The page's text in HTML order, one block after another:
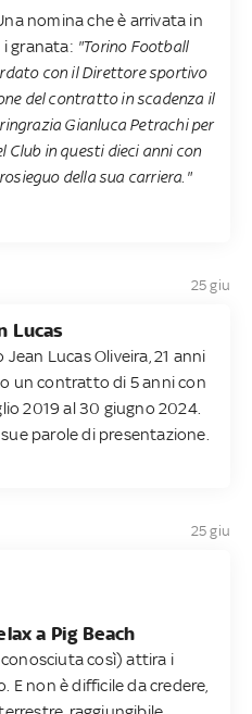
nomina che è arrivata in
granata: "Torino Football
con il Direttore sportivo
del contratto in scadenza il
Gianluca Petrachi per
in questi dieci anni con
della sua carriera."
25 giu
Lucas
Lucas Oliveira, 21 anni
un contratto di 5 anni con
2019 al 30 giugno 2024.
parole di presentazione.
25 giu
a Pig Beach
così) attira i
E non è difficile da credere,